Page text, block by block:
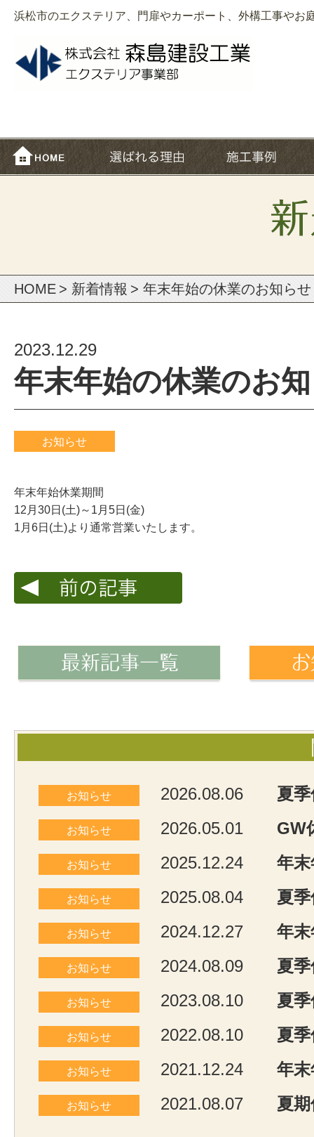
浜松市のエクステリア、門扉やカーポート、外構工事やお
HOME > 新着情報 > 年末年始の休業のお知らせ
2023.12.29
年末年始の休業のお
お知らせ
年末年始休業期間
12月30日(土)～1月5日(金)
1月6日(土)より通常営業いたします。
お知らせ 2026.08.06 夏
お知らせ 2026.05.01 GW
お知らせ 2025.12.24 年
お知らせ 2025.08.04 夏
お知らせ 2024.12.27 年
お知らせ 2024.08.09 夏
お知らせ 2023.08.10 夏
お知らせ 2022.08.10 夏
お知らせ 2021.12.24 年
お知らせ 2021.08.07 夏